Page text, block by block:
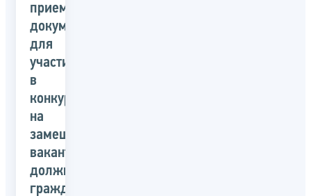
приеме
документов
для
участия
в
конкурсе
на
замещение
вакантных
должностей
гражданской